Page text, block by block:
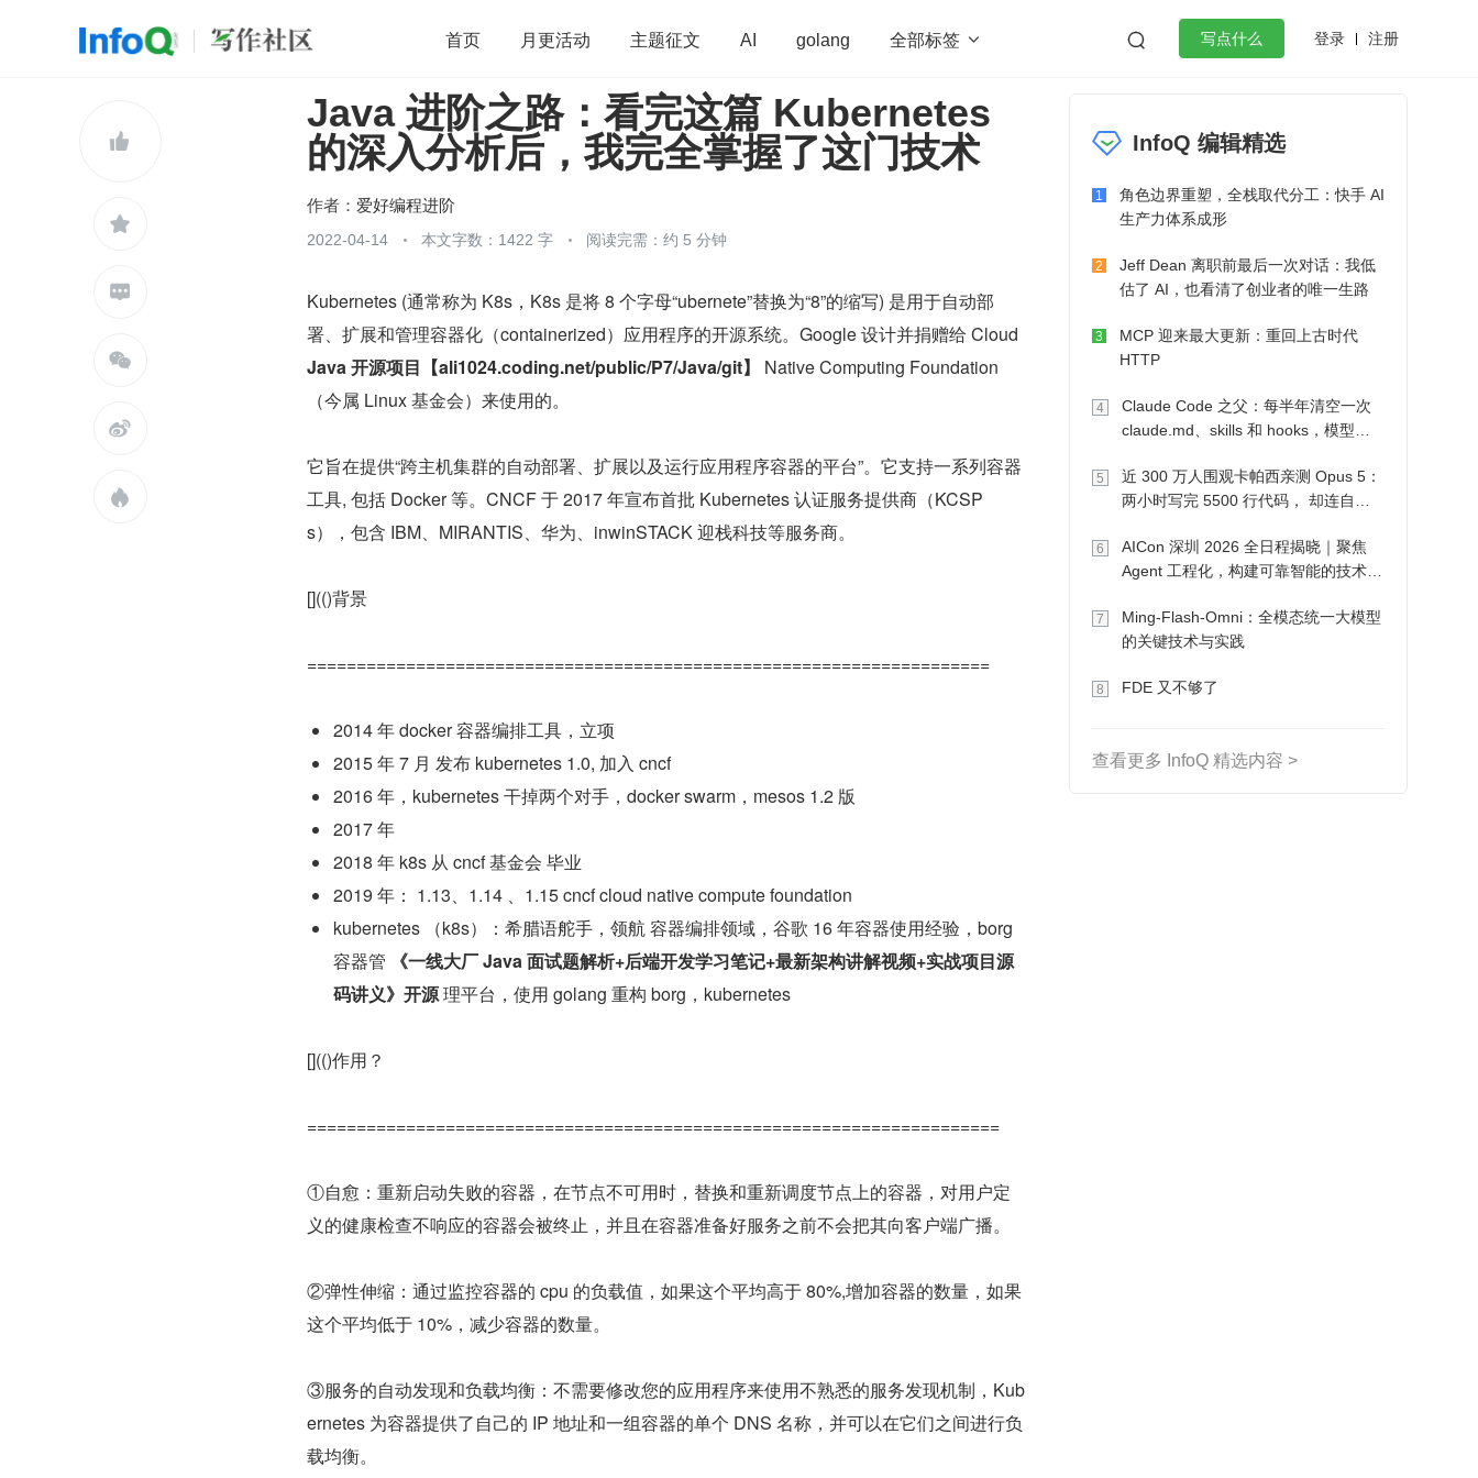
首页 月更活动 主题征文 AI golang 全部标签   写点什么 登录 注册
开源 架构 OpenHarmony 算法 学习方法 Web3.0 高效工作
前端 团队管理 程序员 运维 深度思考 低代码 redis 微服务架构 flutter






Java 进阶之路：看完这篇 Kubernetes
的深入分析后，我完全掌握了这门技术
作者： 爱好编程进阶
2022-04-14 本文字数：1422 字 阅读完需：约 5 分钟
Kubernetes (通常称为 K8s，K8s 是将 8 个字母“ubernete”替换为“8”的缩写) 是用于自动部
Java 开源项目【ali1024.coding.net/public/P7/Java/git】
Native Computing Foundation
（今属 Linux 基金会）来使用的。
它旨在提供“跨主机集群的自动部署、扩展以及运行应用程序容器的平台”。它支持一系列容器
工具, 包括 Docker 等。CNCF 于 2017 年宣布首批 Kubernetes 认证服务提供商（KCSP
s），包含 IBM、MIRANTIS、华为、inwinSTACK 迎栈科技等服务商。
[](()背景
=====================================================================
2014 年 docker 容器编排工具，立项
2015 年 7 月 发布 kubernetes 1.0, 加入 cncf
2016 年，kubernetes 干掉两个对手，docker swarm，mesos 1.2 版
2017 年
2018 年 k8s 从 cncf 基金会 毕业
2019 年： 1.13、1.14 、1.15 cncf cloud native compute foundation
kubernetes （k8s）：希腊语舵手，领航 容器编排领域，谷歌 16 年容器使用经验，borg
容器管
《一线大厂 Java 面试题解析+后端开发学习笔记+最新架构讲解视频+实战项目源
码讲义》开源 理平台，使用 golang 重构 borg，kubernetes
[](()作用？
======================================================================
①自愈：重新启动失败的容器，在节点不可用时，替换和重新调度节点上的容器，对用户定
义的健康检查不响应的容器会被终止，并且在容器准备好服务之前不会把其向客户端广播。
②弹性伸缩：通过监控容器的 cpu 的负载值，如果这个平均高于 80%,增加容器的数量，如果
这个平均低于 10%，减少容器的数量。
③服务的自动发现和负载均衡：不需要修改您的应用程序来使用不熟悉的服务发现机制，Kub
ernetes 为容器提供了自己的 IP 地址和一组容器的单个 DNS 名称，并可以在它们之间进行负
载均衡。
InfoQ 编辑精选
1
角色边界重塑，全栈取代分工：快手 AI
生产力体系成形
2
Jeff Dean 离职前最后一次对话：我低
估了 AI，也看清了创业者的唯一生路
3
MCP 迎来最大更新：重回上古时代
HTTP
4
Claude Code 之父：每半年清空一次
claude.md、skills 和 hooks，模型自
5
近 300 万人围观卡帕西亲测 Opus 5：
两小时写完 5500 行代码， 却连自己
6
AICon 深圳 2026 全日程揭晓｜聚焦
Agent 工程化，构建可靠智能的技术路
7
Ming-Flash-Omni：全模态统一大模型
的关键技术与实践
8 FDE 又不够了
查看更多 InfoQ 精选内容 >